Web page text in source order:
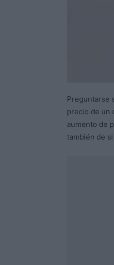
Preguntarse
precio de un
aumento de
también de